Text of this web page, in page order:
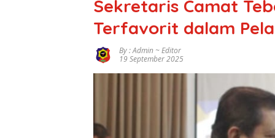
Sekretaris Camat
Terfavorit dalam
By : Admin ~ Editor
19 September 2025
Mazlan
Bantah Isu
Pengalihan
SPPG
Purwodadi
Rimbo
SMSI Terima
Miliar PUPR
Tebo